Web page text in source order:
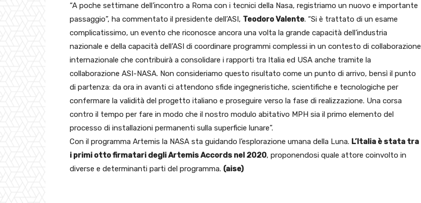
“A poche settimane dell’incontro a Roma con i tecnici della Nasa, registriamo un nuovo e importante
passaggio”, ha commentato il presidente dell’ASI, Teodoro Valente. “Si è trattato di un esame
complicatissimo, un evento che riconosce ancora una volta la grande capacità dell’industria
nazionale e della capacità dell’ASI di coordinare programmi complessi in un contesto di collaborazione
internazionale che contribuirà a consolidare i rapporti tra Italia ed USA anche tramite la
collaborazione ASI-NASA. Non consideriamo questo risultato come un punto di arrivo, bensì il punto
di partenza: da ora in avanti ci attendono sfide ingegneristiche, scientifiche e tecnologiche per
confermare la validità del progetto italiano e proseguire verso la fase di realizzazione. Una corsa
contro il tempo per fare in modo che il nostro modulo abitativo MPH sia il primo elemento del
processo di installazioni permanenti sulla superficie lunare”.
Con il programma Artemis la NASA sta guidando l’esplorazione umana della Luna. L’Italia è stata tra
i primi otto firmatari degli Artemis Accords nel 2020, proponendosi quale attore coinvolto in
diverse e determinanti parti del programma. (aise)